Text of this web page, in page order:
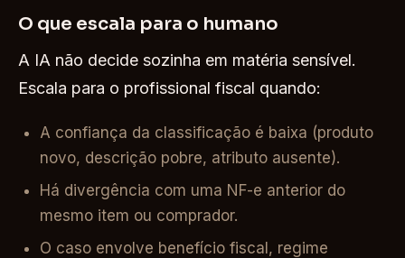
O que escala para o humano
A IA não decide sozinha em matéria sensível.
Escala para o profissional fiscal quando:
A confiança da classificação é baixa (produto
novo, descrição pobre, atributo ausente).
Há divergência com uma NF-e anterior do
mesmo item ou comprador.
O caso envolve benefício fiscal, regime